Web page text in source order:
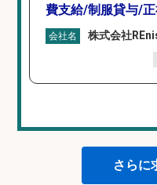
費支給/制服貸与/
会社名 株式会社
さらに